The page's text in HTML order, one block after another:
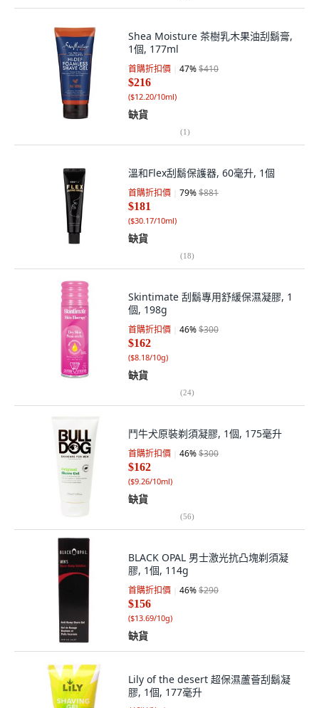
Shea Moisture 茶樹乳木果油刮鬍膏,
1個, 177ml
首購折扣價 47%$410
$216
($12.20/10ml)
缺貨
(1)
溫和Flex刮鬍保護器, 60毫升, 1個
首購折扣價 79%$881
$181
($30.17/10ml)
缺貨
(18)
Skintimate 刮鬍專用舒緩保濕凝膠, 1
個, 198g
首購折扣價 46%$300
$162
($8.18/10g)
缺貨
(24)
鬥牛犬原裝剃須凝膠, 1個, 175毫升
首購折扣價 46%$300
$162
($9.26/10ml)
缺貨
(56)
BLACK OPAL 男士激光抗凸塊剃須凝
膠, 1個, 114g
首購折扣價 46%$290
$156
($13.69/10g)
缺貨
Lily of the desert 超保濕蘆薈刮鬍凝
膠, 1個, 177毫升